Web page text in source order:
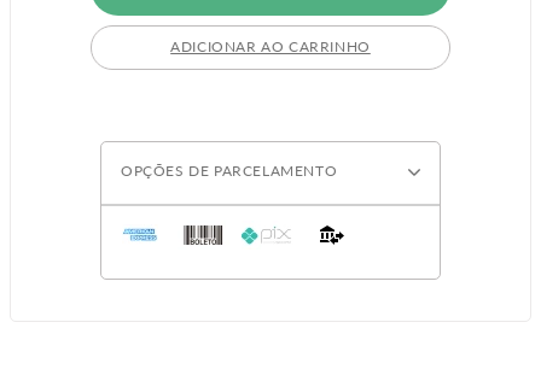
ADICIONAR AO CARRINHO
OPÇÕES DE PARCELAMENTO